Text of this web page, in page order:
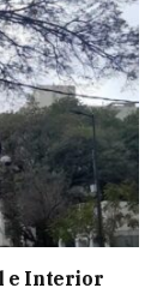
e Interior